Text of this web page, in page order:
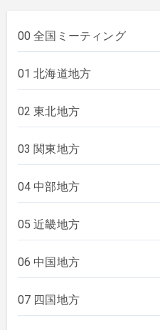
00 全国ミーティング
01 北海道地方
02 東北地方
03 関東地方
04 中部地方
05 近畿地方
06 中国地方
07 四国地方